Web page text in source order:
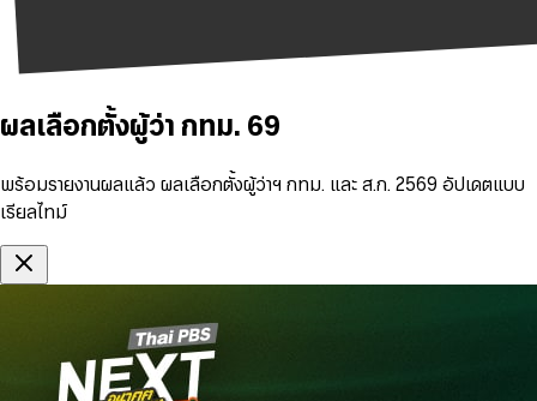
ผลเลือกตั้งผู้ว่า กทม. 69
พร้อมรายงานผลแล้ว ผลเลือกตั้งผู้ว่าฯ กทม. และ ส.ก. 2569 อัปเดตแบบ
เรียลไทม์